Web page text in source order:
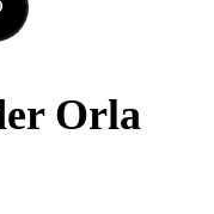
Orla